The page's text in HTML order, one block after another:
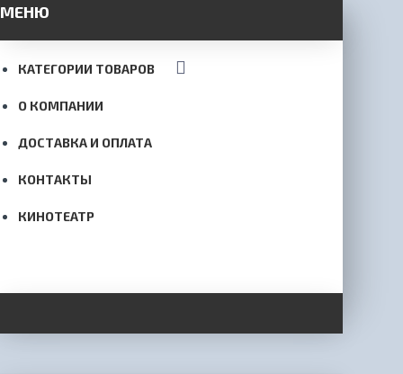
МЕНЮ
КАТЕГОРИИ ТОВАРОВ
О КОМПАНИИ
ДОСТАВКА И ОПЛАТА
КОНТАКТЫ
КИНОТЕАТР